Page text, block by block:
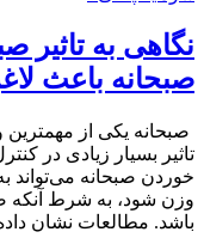
نگاهی به تاثیر
صبحانه باعث
صبحانه یکی از
تاثیر بسیار زیادی در
خوردن صبحانه
وزن شود، به شرط آنکه
باشد. مطالعات نشان